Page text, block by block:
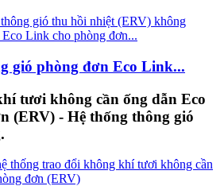
gió phòng đơn Eco Link...
tươi không cần ống dẫn Eco
(ERV) - Hệ thống thông gió